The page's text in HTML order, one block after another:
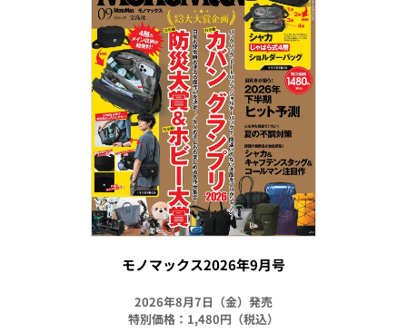
モノマックス2026年9月号
2026年8月7日（金）発売
特別価格：1,480円（税込）